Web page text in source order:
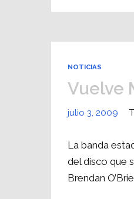
NOTICIAS
Vuelve
julio 3, 2009
La banda
del disco que
Brendan